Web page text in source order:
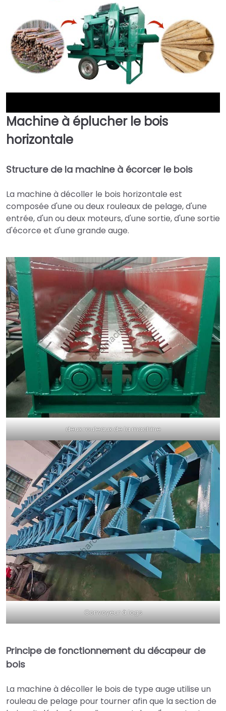
►
Machine à éplucher le bois
horizontale
Structure de la machine à écorcer le bois
La machine à décoller le bois horizontale est
composée d'une ou deux rouleaux de pelage, d'une
entrée, d'un ou deux moteurs, d'une sortie, d'une sortie
d'écorce et d'une grande auge.
deux rouleaux de la machine
Convoyeur à logs
Principe de fonctionnement du décapeur de
bois
La machine à décoller le bois de type auge utilise un
rouleau de pelage pour tourner afin que la section de